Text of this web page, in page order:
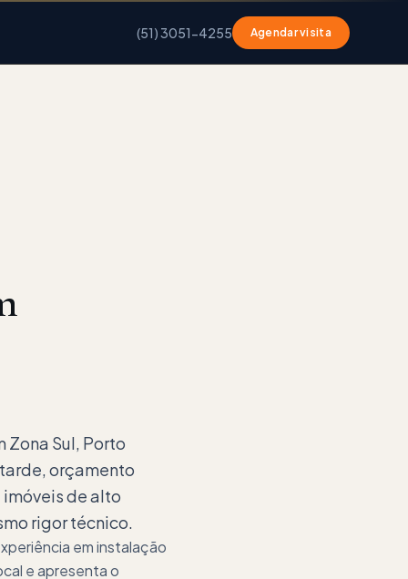
(51) 3051-4255 Agendar visita
Sul, Porto
orçamento
de alto
rigor técnico.
em instalação
e apresenta o